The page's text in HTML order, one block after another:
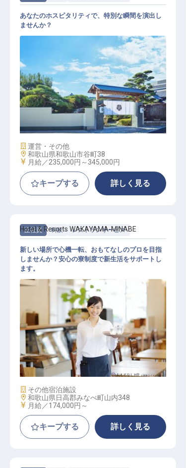
レストランサービススタッフ
あなたのホスピタリティで、特別な瞬間を演出し
ませんか？
施設業態
運営・その他
勤務地
和歌山県和歌山市谷町38
給与
月給／235,000円～ 345,000円
キープする 詳しく見る
正社員 料飲 レストランサービス
レストランサービス【グランドメル
キュール和歌山みなべ】
Hotel & Resorts WAKAYAMA-MINABE
新しい場所で心機一転、おもてなしのプロを目指
しませんか？安心の寮制度で新生活をサポートし
ます。
施設業態
その他宿泊施設
勤務地
和歌山県日高郡みなべ町山内348
給与
月給／174,000円～
キープする 詳しく見る